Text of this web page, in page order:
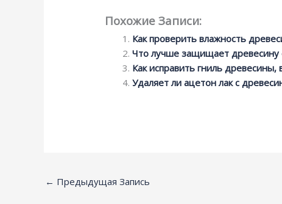
Похожие Записи:
Как проверить влажность
Что лучше защищает древесину
Как исправить гниль древесины,
Удаляет ли ацетон лак с
← Предыдущая Запись